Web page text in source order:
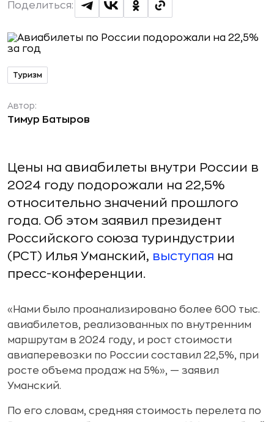
Поделиться:
Туризм
Автор:
Тимур Батыров
Цены на авиабилеты внутри России в
2024 году подорожали на 22,5%
относительно значений прошлого
года. Об этом заявил президент
Российского союза туриндустрии
(РСТ) Илья Уманский, выступая на
пресс-конференции.
«Нами было проанализировано более 600 тыс.
авиабилетов, реализованных по внутренним
маршрутам в 2024 году, и рост стоимости
авиаперевозки по России составил 22,5%, при
росте объема продаж на 5%», — заявил
Уманский.
По его словам, средняя стоимость перелета по